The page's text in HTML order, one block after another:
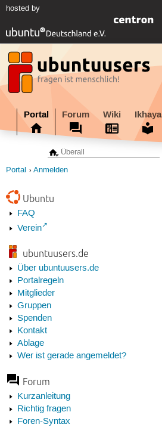
hosted by
Portal Forum Wiki Ikhaya
Portal Anmelden
Ubuntu
FAQ
Verein
ubuntuusers.de
Über ubuntuusers.de
Portalregeln
Mitglieder
Gruppen
Spenden
Kontakt
Ablage
Wer ist gerade angemeldet?
Forum
Kurzanleitung
Richtig fragen
Foren-Syntax